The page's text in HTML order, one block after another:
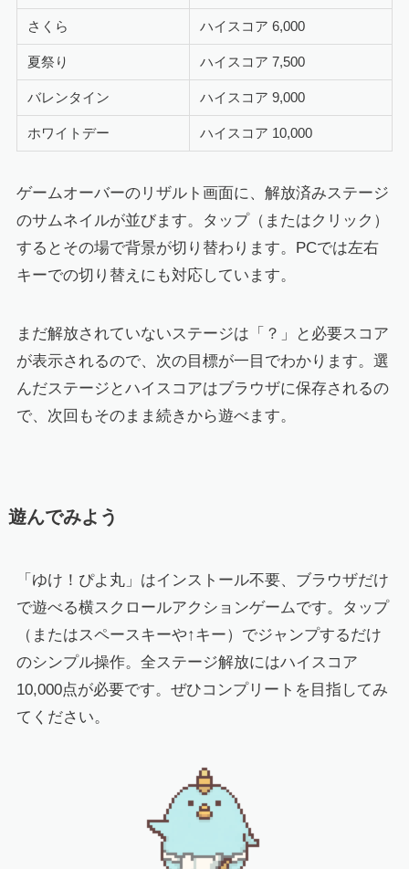
さくら ハイスコア 6,000
夏祭り ハイスコア 7,500
バレンタイン ハイスコア 9,000
ホワイトデー ハイスコア 10,000
ゲームオーバーのリザルト画面に、解放済みステージ
のサムネイルが並びます。タップ（またはクリック）
するとその場で背景が切り替わります。PCでは左右
キーでの切り替えにも対応しています。
まだ解放されていないステージは「？」と必要スコア
が表示されるので、次の目標が一目でわかります。選
んだステージとハイスコアはブラウザに保存されるの
で、次回もそのまま続きから遊べます。
遊んでみよう
「ゆけ！ぴよ丸」はインストール不要、ブラウザだけ
で遊べる横スクロールアクションゲームです。タップ
（またはスペースキーや↑キー）でジャンプするだけ
のシンプル操作。全ステージ解放にはハイスコア
10,000点が必要です。ぜひコンプリートを目指してみ
てください。